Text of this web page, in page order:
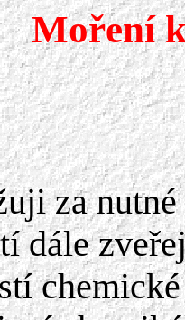
Moření
za
dále